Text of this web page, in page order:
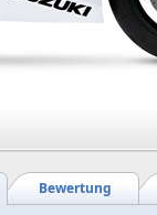
Bewertung